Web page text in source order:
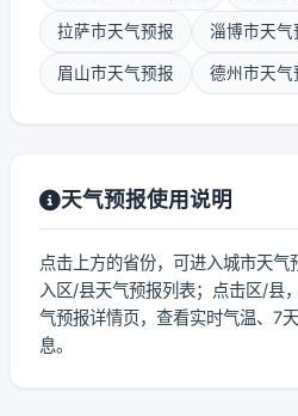
拉萨市天气预报 淄博市天气
眉山市天气预报 德州市天气
天气预报使用说明
点击上方的省份，可进入城市天
入区/县天气预报列表；点击区/县
气预报详情页，查看实时气温、7
息。